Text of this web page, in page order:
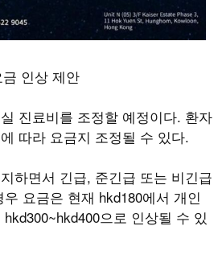
인상 제안
진료비를 조정할 예정이다. 환자
따라 요금지 조정될 수 있다.
하면서 긴급, 준긴급 또는 비긴급
요금은 현재 hkd180에서 개인
hkd300~hkd400으로 인상될 수 있